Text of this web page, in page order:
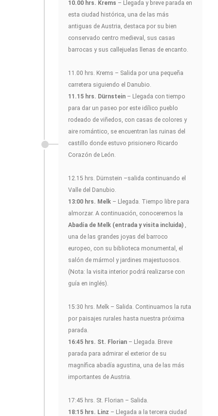
10.00 hrs. Krems – Llegada y breve parada en
esta ciudad histórica, una de las más
antiguas de Austria, destaca por su bien
conservado centro medieval, sus casas
barrocas y sus callejuelas llenas de encanto.
11.00 hrs. Krems – Salida por una pequeña
carretera siguiendo el Danubio.
11.15 hrs. Dürnstein – Llegada con tiempo
para dar un paseo por este idílico pueblo
rodeado de viñedos, con casas de colores y
aire romántico, se encuentran las ruinas del
castillo donde estuvo prisionero Ricardo
Corazón de León.
12.15 hrs. Dürnstein –salida continuando el
Valle del Danubio.
13:00 hrs. Melk – Llegada. Tiempo libre para
almorzar. A continuación, conoceremos la
Abadía de Melk (entrada y visita incluida) ,
una de las grandes joyas del barroco
europeo, con su biblioteca monumental, el
salón de mármol y jardines majestuosos.
(Nota: la visita interior podrá realizarse con
guía en inglés).
15:30 hrs. Melk – Salida. Continuamos la ruta
por paisajes rurales hasta nuestra próxima
parada.
16:45 hrs. St. Florian – Llegada. Breve
parada para admirar el exterior de su
magnífica abadía agustina, una de las más
importantes de Austria.
17:45 hrs. St. Florian – Salida.
18:15 hrs. Linz – Llegada a la tercera ciudad